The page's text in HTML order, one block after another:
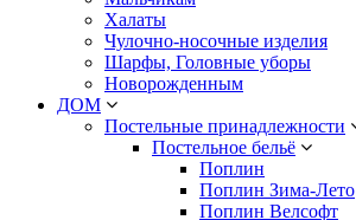
Халаты
Чулочно-носочные изделия
Шарфы, Головные уборы
Новорожденным
ДОМ
Постельные принадлежности
Постельное бельё
Поплин
Поплин Зима-Лето
Поплин Велсофт